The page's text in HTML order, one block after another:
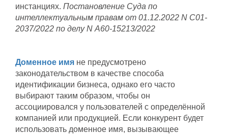
инстанциях. Постановление Суда по
интеллектуальным правам от 01.12.2022 N С01-
2037/2022 по делу N А60-15213/2022
Доменное имя не предусмотрено
законодательством в качестве способа
идентификации бизнеса, однако его часто
выбирают таким образом, чтобы он
ассоциировался у пользователей с определённой
компанией или продукцией. Если конкурент будет
использовать доменное имя, вызывающее